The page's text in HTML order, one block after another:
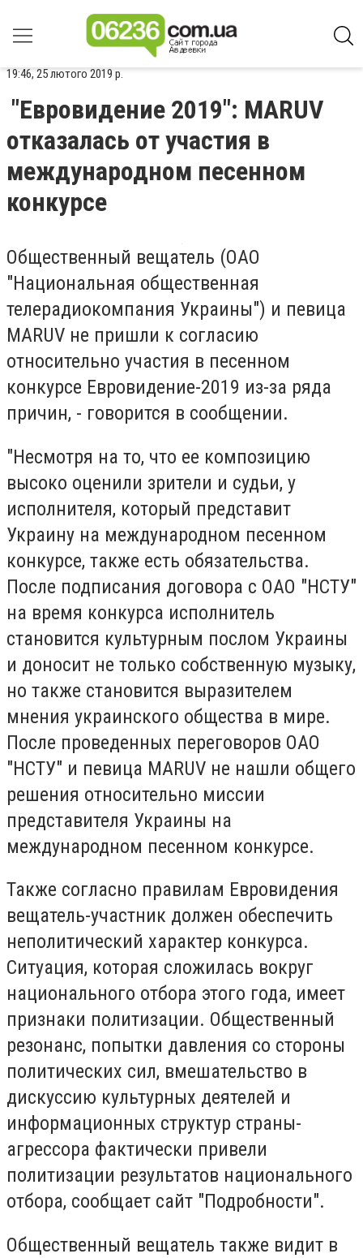
19:46, 25 лютого 2019 р.
"Евровидение 2019": MARUV
отказалась от участия в
международном песенном
конкурсе
Общественный вещатель (ОАО
"Национальная общественная
телерадиокомпания Украины") и певица
MARUV не пришли к согласию
относительно участия в песенном
конкурсе Евровидение-2019 из-за ряда
причин, - говорится в сообщении.
"Несмотря на то, что ее композицию
высоко оценили зрители и судьи, у
исполнителя, который представит
Украину на международном песенном
конкурсе, также есть обязательства.
После подписания договора с ОАО "НСТУ"
на время конкурса исполнитель
становится культурным послом Украины
и доносит не только собственную музыку,
но также становится выразителем
мнения украинского общества в мире.
После проведенных переговоров ОАО
"НСТУ" и певица MARUV не нашли общего
решения относительно миссии
представителя Украины на
международном песенном конкурсе.
Также согласно правилам Евровидения
вещатель-участник должен обеспечить
неполитический характер конкурса.
Ситуация, которая сложилась вокруг
национального отбора этого года, имеет
признаки политизации. Общественный
резонанс, попытки давления со стороны
политических сил, вмешательство в
дискуссию культурных деятелей и
информационных структур страны-
агрессора фактически привели
политизации результатов национального
отбора, сообщает сайт "Подробности".
Общественный вещатель также видит в